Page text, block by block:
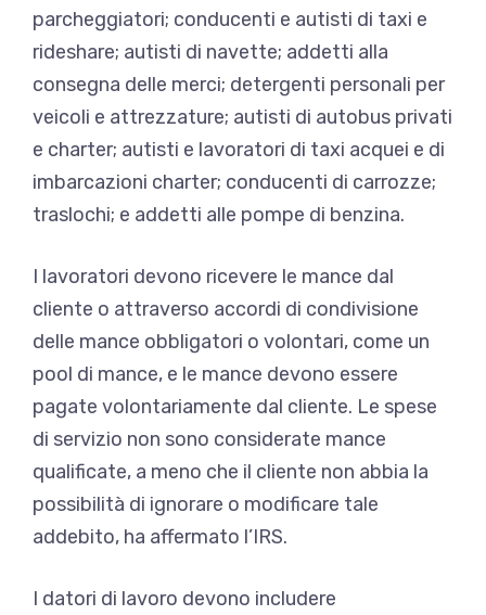
parcheggiatori; conducenti e autisti di taxi e
rideshare; autisti di navette; addetti alla
consegna delle merci; detergenti personali per
veicoli e attrezzature; autisti di autobus privati
​​e charter; autisti e lavoratori di taxi acquei e di
imbarcazioni charter; conducenti di carrozze;
traslochi; e addetti alle pompe di benzina.
I lavoratori devono ricevere le mance dal
cliente o attraverso accordi di condivisione
delle mance obbligatori o volontari, come un
pool di mance, e le mance devono essere
pagate volontariamente dal cliente. Le spese
di servizio non sono considerate mance
qualificate, a meno che il cliente non abbia la
possibilità di ignorare o modificare tale
addebito, ha affermato l’IRS.
I datori di lavoro devono includere